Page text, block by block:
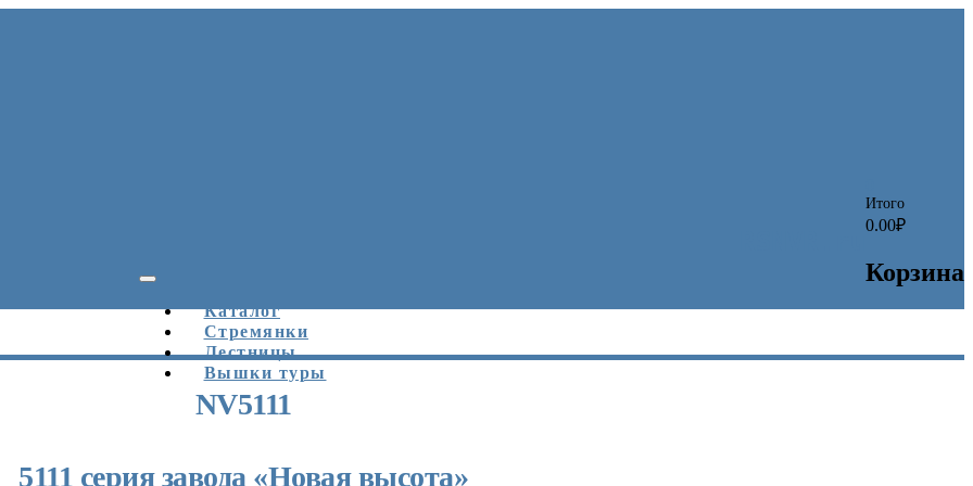
0.00₽
Корзина
Каталог
Стремянки
Лестницы
Вышки туры
NV5111
5111 серия завода «Новая высота»